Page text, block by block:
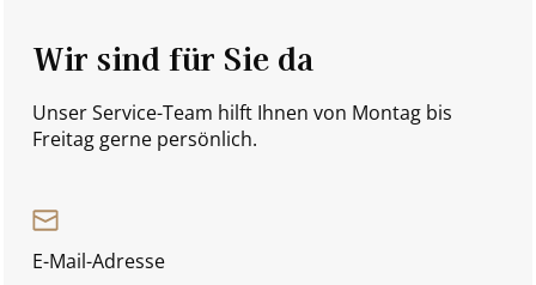
Wir sind für Sie da
Unser Service-Team hilft Ihnen von Montag bis
Freitag gerne persönlich.
E-Mail-Adresse